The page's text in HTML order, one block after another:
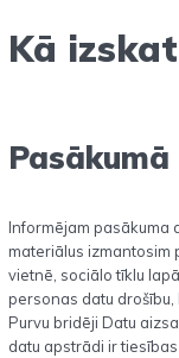
Kā
Informējam pasākuma
materiālus izmantosim
vietnē, sociālo tīklu
personas datu
Purvu bridēji Datu
datu apstrādi ir